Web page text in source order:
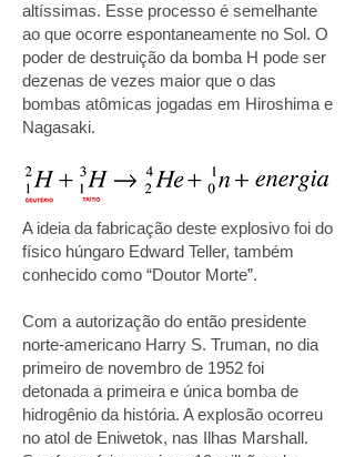
altíssimas. Esse processo é semelhante
ao que ocorre espontaneamente no Sol. O
poder de destruição da bomba H pode ser
dezenas de vezes maior que o das
bombas atômicas jogadas em Hiroshima e
Nagasaki.
A ideia da fabricação deste explosivo foi do
físico húngaro Edward Teller, também
conhecido como “Doutor Morte”.
Com a autorização do então presidente
norte-americano Harry S. Truman, no dia
primeiro de novembro de 1952 foi
detonada a primeira e única bomba de
hidrogênio da história. A explosão ocorreu
no atol de Eniwetok, nas Ilhas Marshall.